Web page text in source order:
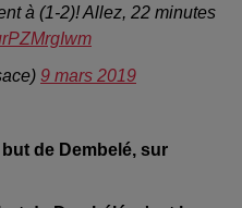
à (1-2)! Allez, 22 minutes
9 mars 2019
de Dembelé, sur